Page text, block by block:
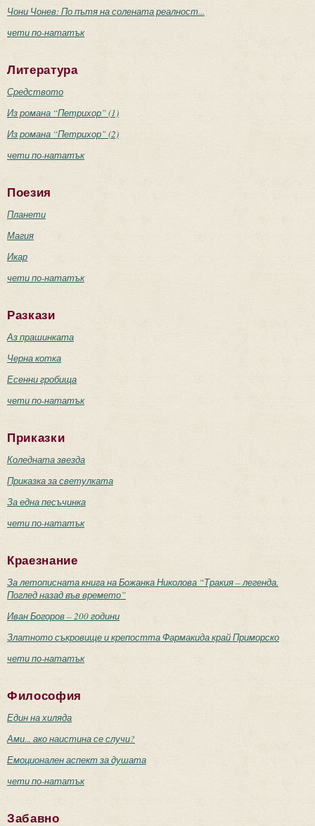
Чони Чонев: По пътя на солената реалност...
чети по-нататък
Литература
Средството
Из романа “Петрихор” (1)
Из романа “Петрихор” (2)
чети по-нататък
Поезия
Планети
Магия
Икар
чети по-нататък
Разкази
Аз прашинката
Черна котка
Есенни гробища
чети по-нататък
Приказки
Коледната звезда
Приказка за светулката
За една песъчинка
чети по-нататък
Краезнание
За летописната книга на Божанка Николова “Тракия – легенда.
Поглед назад във времето”
Иван Богоров – 200 години
Златното съкровище и крепостта Фармакида край Приморско
чети по-нататък
Философия
Един на хиляда
Ами... ако наистина се случи?
Емоционален аспект за душата
чети по-нататък
Забавно